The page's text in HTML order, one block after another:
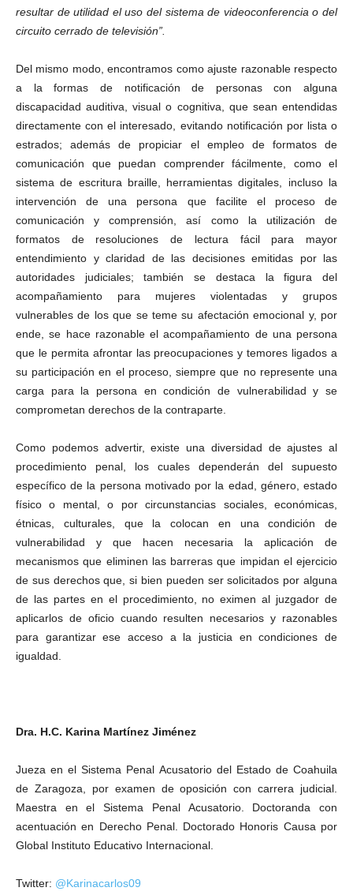
resultar de utilidad el uso del sistema de videoconferencia o del
circuito cerrado de televisión”.
Del mismo modo, encontramos como ajuste razonable respecto
a la formas de notificación de personas con alguna
discapacidad auditiva, visual o cognitiva, que sean entendidas
directamente con el interesado, evitando notificación por lista o
estrados; además de propiciar el empleo de formatos de
comunicación que puedan comprender fácilmente, como el
sistema de escritura braille, herramientas digitales, incluso la
intervención de una persona que facilite el proceso de
comunicación y comprensión, así como la utilización de
formatos de resoluciones de lectura fácil para mayor
entendimiento y claridad de las decisiones emitidas por las
autoridades judiciales; también se destaca la figura del
acompañamiento para mujeres violentadas y grupos
vulnerables de los que se teme su afectación emocional y, por
ende, se hace razonable el acompañamiento de una persona
que le permita afrontar las preocupaciones y temores ligados a
su participación en el proceso, siempre que no represente una
carga para la persona en condición de vulnerabilidad y se
comprometan derechos de la contraparte.
Como podemos advertir, existe una diversidad de ajustes al
procedimiento penal, los cuales dependerán del supuesto
específico de la persona motivado por la edad, género, estado
físico o mental, o por circunstancias sociales, económicas,
étnicas, culturales, que la colocan en una condición de
vulnerabilidad y que hacen necesaria la aplicación de
mecanismos que eliminen las barreras que impidan el ejercicio
de sus derechos que, si bien pueden ser solicitados por alguna
de las partes en el procedimiento, no eximen al juzgador de
aplicarlos de oficio cuando resulten necesarios y razonables
para garantizar ese acceso a la justicia en condiciones de
igualdad.
Dra. H.C. Karina Martínez Jiménez
Jueza en el Sistema Penal Acusatorio del Estado de Coahuila
de Zaragoza, por examen de oposición con carrera judicial.
Maestra en el Sistema Penal Acusatorio. Doctoranda con
acentuación en Derecho Penal. Doctorado Honoris Causa por
Global Instituto Educativo Internacional.
Twitter: @Karinacarlos09